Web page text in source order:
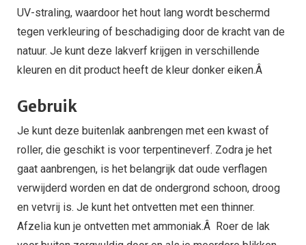
UV-straling, waardoor het hout lang wordt beschermd
tegen verkleuring of beschadiging door de kracht van de
natuur. Je kunt deze lakverf krijgen in verschillende
kleuren en dit product heeft de kleur donker eiken.Â
Gebruik
Je kunt deze buitenlak aanbrengen met een kwast of
roller, die geschikt is voor terpentineverf. Zodra je het
gaat aanbrengen, is het belangrijk dat oude verflagen
verwijderd worden en dat de ondergrond schoon, droog
en vetvrij is. Je kunt het ontvetten met een thinner.
Afzelia kun je ontvetten met ammoniak.Â Roer de lak